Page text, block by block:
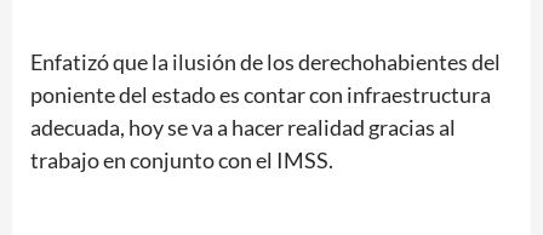
Enfatizó que la ilusión de los derechohabientes del
poniente del estado es contar con infraestructura
adecuada, hoy se va a hacer realidad gracias al
trabajo en conjunto con el IMSS.